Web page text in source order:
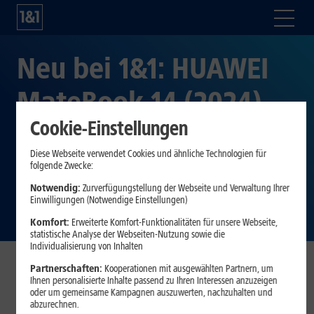
Neu bei 1&1: HUAWEI
MateBook 14 (2024)
mit gratis HUAWEI
MatePad 11,5” und 1&1
Mobile WLAN-Router
Montabaur, 19. Juni 2024.Das HUAWEI MateBook 14
(2024) ist ab sofort mit zwei gratis Zugaben bei 1&1
Cookie-Einstellungen
Diese Webseite verwendet Cookies und ähnliche Technologien für
folgende Zwecke:
Notwendig: Zurverfügungstellung der Webseite und Verwaltung Ihrer
Einwilligungen (Notwendige Einstellungen)
Komfort: Erweiterte Komfort-Funktionalitäten für unsere Webseite,
statistische Analyse der Webseiten-Nutzung sowie die
Individualisierung von Inhalten
Partnerschaften: Kooperationen mit ausgewählten Partnern, um
Ihnen personalisierte Inhalte passend zu Ihren Interessen anzuzeigen
oder um gemeinsame Kampagnen auszuwerten, nachzuhalten und
abzurechnen.